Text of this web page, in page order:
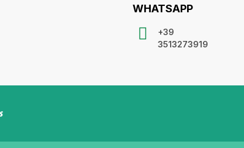
WHATSAPP
+39
3513273919